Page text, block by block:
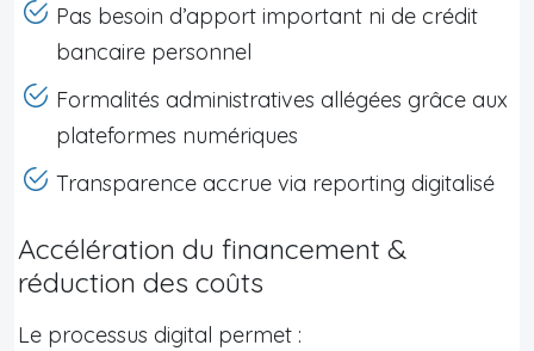
Pas besoin d’apport important ni de crédit
bancaire personnel
Formalités administratives allégées grâce aux
plateformes numériques
Transparence accrue via reporting digitalisé
Accélération du financement &
réduction des coûts
Le processus digital permet :